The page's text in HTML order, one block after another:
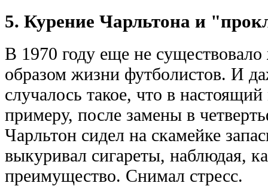
5. Курение Чарльтона и
В 1970 году еще не существовало
образом жизни футболистов. И
случалось такое, что в
примеру, после замены в
Чарльтон сидел на скамейке
выкуривал сигареты, наблюдая,
преимущество. Снимал стресс.